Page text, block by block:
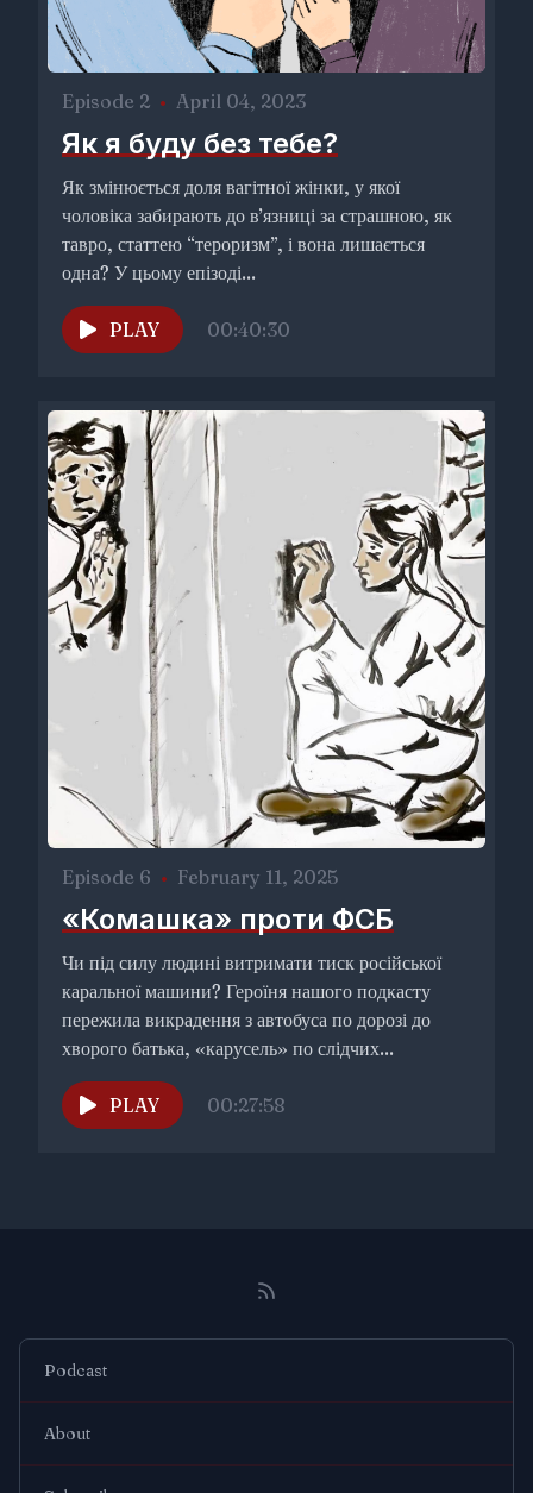
Episode 2 • April 04, 2023
Як я буду без тебе?
Як змінюється доля вагітної жінки, у якої
чоловіка забирають до в’язниці за страшною, як
тавро, статтею “тероризм”, і вона лишається
одна? У цьому епізоді...
PLAY 00:40:30
Episode 6 • February 11, 2025
«Комашка» проти ФСБ
Чи під силу людині витримати тиск російської
каральної машини? Героїня нашого подкасту
пережила викрадення з автобуса по дорозі до
хворого батька, «карусель» по слідчих...
PLAY 00:27:58
Podcast
About